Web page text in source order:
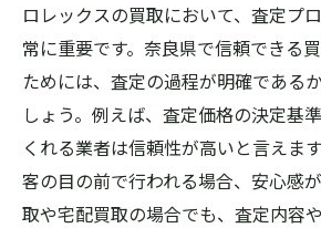
査定方法とその透明性
過去の買取実績をチェック
店舗の雰囲気とスタッフの
口コミとレビューの信頼性
奈良県でロレックスを高く売
くべきこと
ロレックスの買取において、査定プ
常に重要です。奈良県で信頼できる
ためには、査定の過程が明確である
しょう。例えば、査定価格の決定基
くれる業者は信頼性が高いと言えま
客の目の前で行われる場合、安心感
取や宅配買取の場合でも、査定内容